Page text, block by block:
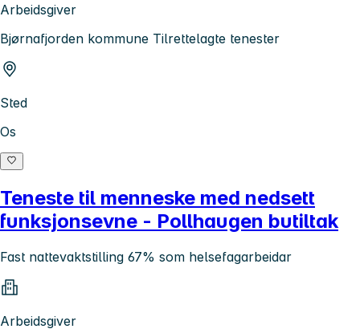
Arbeidsgiver
Bjørnafjorden kommune Tilrettelagte tenester
Sted
Os
Teneste til menneske med nedsett
funksjonsevne - Pollhaugen butiltak
Fast nattevaktstilling 67% som helsefagarbeidar
Arbeidsgiver